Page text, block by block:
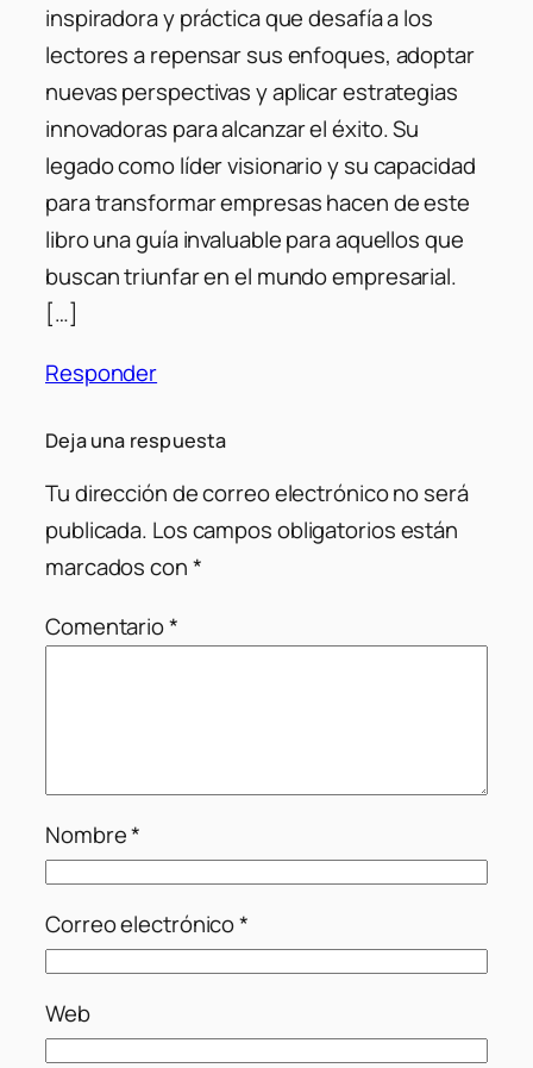
inspiradora y práctica que desafía a los
lectores a repensar sus enfoques, adoptar
nuevas perspectivas y aplicar estrategias
innovadoras para alcanzar el éxito. Su
legado como líder visionario y su capacidad
para transformar empresas hacen de este
libro una guía invaluable para aquellos que
buscan triunfar en el mundo empresarial.
[…]
Responder
Deja una respuesta
Tu dirección de correo electrónico no será
publicada. Los campos obligatorios están
marcados con*
Comentario*
Nombre*
Correo electrónico*
Web